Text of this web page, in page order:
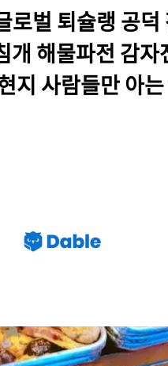
로벌 퇴슐랭 공
개 해물파전 감
지 사람들만 아